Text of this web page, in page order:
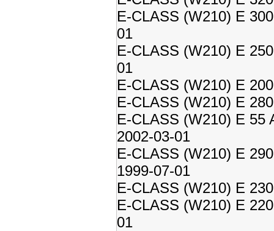
E-CLASS (W210) E
01
E-CLASS (W210) E
01
E-CLASS (W210) E
E-CLASS (W210) E
E-CLASS (W210) E 55
2002-03-01
E-CLASS (W210) E
1999-07-01
E-CLASS (W210) E
E-CLASS (W210) E
01